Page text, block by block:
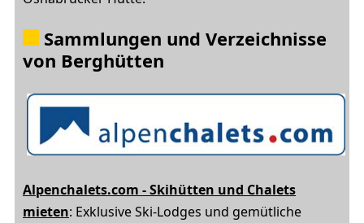
Sammlungen und Verzeichnisse
von Berghütten
Alpenchalets.com - Skihütten und Chalets
mieten: Exklusive Ski-Lodges und gemütliche